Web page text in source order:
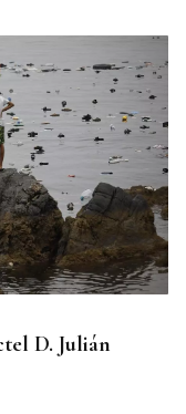
D. Julián